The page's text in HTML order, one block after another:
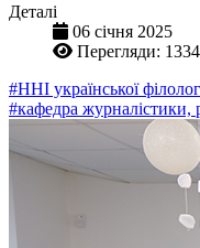
Деталі
06 січня 2025
Перегляди: 1334
#ННІ української
#кафедра журналістики,